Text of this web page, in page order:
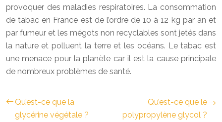
provoquer des maladies respiratoires. La consommation
de tabac en France est de l’ordre de 10 à 12 kg par an et
par fumeur et les mégots non recyclables sont jetés dans
la nature et polluent la terre et les océans. Le tabac est
une menace pour la planète car il est la cause principale
de nombreux problèmes de santé.
Qu’est-ce que la
glycérine végétale ?
Qu’est-ce que le
polypropylène glycol ?